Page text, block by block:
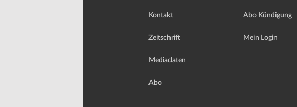
Kontakt
Zeitschrift
Mediadaten
Abo
Abo Kündigung
Mein Login